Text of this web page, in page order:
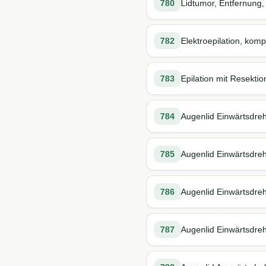
780 Lidtumor,
782 Elektroepilation,
783 Epilation mit
784 Augenlid
785 Augenlid
786 Augenlid
787 Augenlid